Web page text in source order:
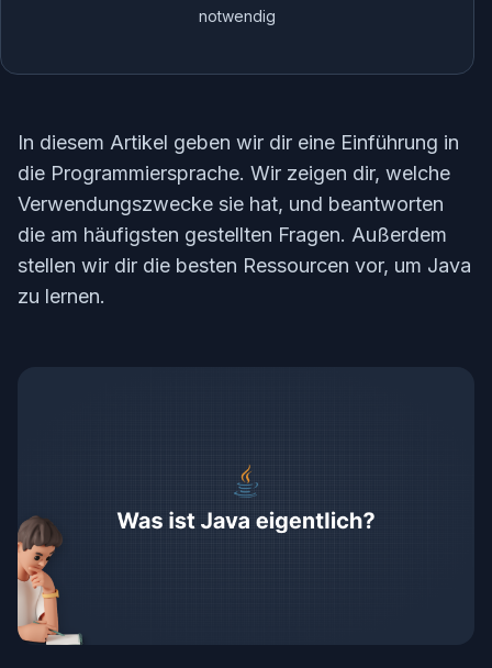
notwendig
In diesem Artikel geben wir dir eine Einführung in
die Programmiersprache. Wir zeigen dir, welche
Verwendungszwecke sie hat, und beantworten
die am häufigsten gestellten Fragen. Außerdem
stellen wir dir die besten Ressourcen vor, um Java
zu lernen.